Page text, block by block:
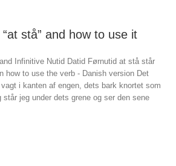
stå” and how to use it
Infinitive Nutid Datid Førnutid at stå står
how to use the verb - Danish version Det
i kanten af engen, dets bark knortet som
jeg under dets grene og ser den sene